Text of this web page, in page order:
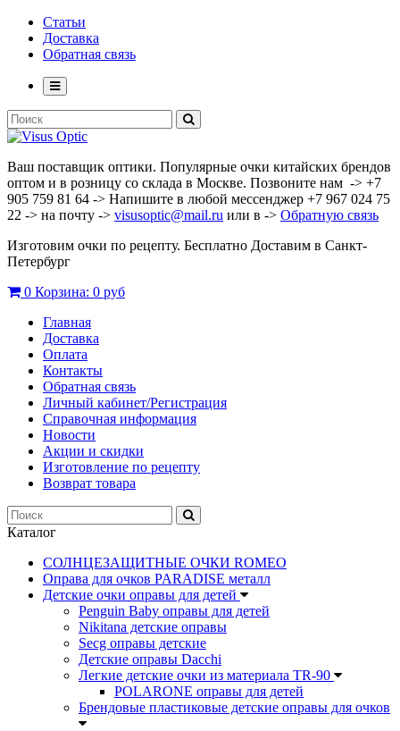
Статьи
Доставка
Обратная связь
Ваш поставщик оптики. Популярные очки китайских брендов
оптом и в розницу со склада в Москве. Позвоните нам -> +7
905 759 81 64 -> Напишите в любой мессенджер +7 967 024 75
22 -> на почту -> visusoptic@mail.ru или в -> Обратную связь
Изготовим очки по рецепту. Бесплатно Доставим в Санкт-
Петербург
0 Корзина: 0 руб
Главная
Доставка
Оплата
Контакты
Обратная связь
Личный кабинет/Регистрация
Справочная информация
Новости
Акции и скидки
Изготовление по рецепту
Возврат товара
Каталог
СОЛНЦЕЗАЩИТНЫЕ ОЧКИ ROMEO
Оправа для очков PARADISE металл
Детские очки оправы для детей
Penguin Baby оправы для детей
Nikitana детские оправы
Secg оправы детские
Детские оправы Dacchi
Легкие детские очки из материала TR-90
POLARONE оправы для детей
Брендовые пластиковые детские оправы для очков